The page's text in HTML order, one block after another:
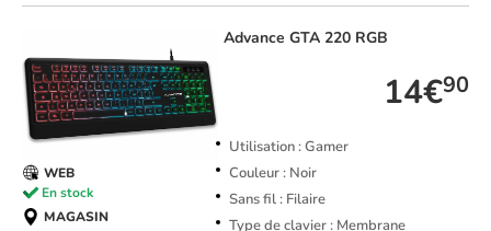
Advance GTA 220 RGB
14€90
Utilisation : Gamer
Couleur : Noir
Sans fil : Filaire
Type de clavier : Membrane
WEB
En stock
MAGASIN